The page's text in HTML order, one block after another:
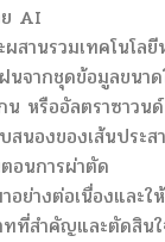
ย AI
านรวมเทคโนโล
นจากชุดข้อมูลขนา
หรืออัลตราซาวนด์
นองของเส้นประส
อนการผ่าตัด
ย่างต่อเนื่องและ
ทที่สำคัญและตัดสิน